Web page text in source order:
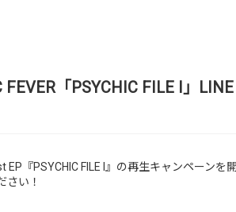
FEVER「PSYCHIC FILE I」
『PSYCHIC FILE I』の再生キャンペーンを
さい！